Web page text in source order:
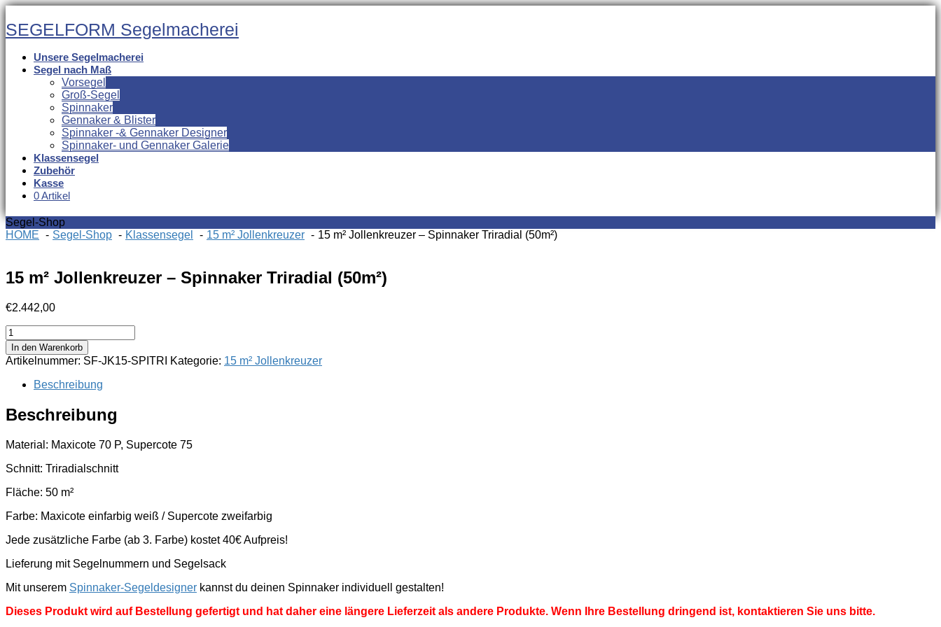
Skip
to
the
Skip
to
the
SEGELFORM Segelmacherei
Unsere Segelmacherei
Segel nach Maß
Vorsegel
Groß-Segel
Spinnaker
Gennaker & Blister
Spinnaker -& Gennaker Designer
Spinnaker- und Gennaker Galerie
Klassensegel
Zubehör
Kasse
0 Artikel
Segel-Shop
HOME
Segel-Shop Klassensegel 15 m² Jollenkreuzer 15 m² Jollenkreuzer – Spinnaker Triradial (50m²)
15 m² Jollenkreuzer – Spinnaker Triradial (50m²)
€2.442,00
15
m²
Jollenkreuzer
-
Spinnaker
Triradial
(50m²)
Menge
In den Warenkorb
Artikelnummer: SF-JK15-SPITRI Kategorie: 15 m² Jollenkreuzer
Beschreibung
Beschreibung
Material: Maxicote 70 P, Supercote 75
Schnitt: Triradialschnitt
Fläche: 50 m²
Farbe: Maxicote einfarbig weiß / Supercote zweifarbig
Jede zusätzliche Farbe (ab 3. Farbe) kostet 40€ Aufpreis!
Lieferung mit Segelnummern und Segelsack
Mit unserem Spinnaker-Segeldesigner kannst du deinen Spinnaker individuell gestalten!
Dieses Produkt wird auf Bestellung gefertigt und hat daher eine längere Lieferzeit als andere Produkte. Wenn Ihre Bestellung dringend ist, kontaktieren Sie uns bitte.